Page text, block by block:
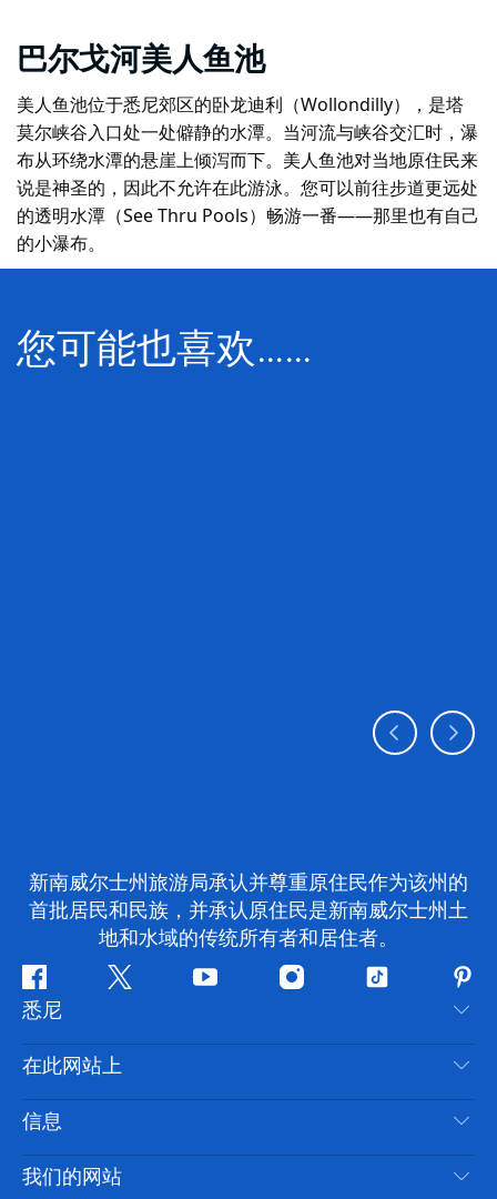
巴尔戈河美人鱼池
美人鱼池位于悉尼郊区的卧龙迪利（Wollondilly），是塔
莫尔峡谷入口处一处僻静的水潭。当河流与峡谷交汇时，瀑
布从环绕水潭的悬崖上倾泻而下。美人鱼池对当地原住民来
说是神圣的，因此不允许在此游泳。您可以前往步道更远处
的透明水潭（See Thru Pools）畅游一番——那里也有自己
的小瀑布。
您可能也喜欢……
新南威尔士州旅游局承认并尊重原住民作为该州的
首批居民和民族，并承认原住民是新南威尔士州土
地和水域的传统所有者和居住者。
Facebook叽
喳
喳
YouTube Instagram抖
悉尼
联系我们
免责声明
隐私
Cookie 通知
在此网站上
目的地
推荐活动
信息
旅行信息
我们的网站